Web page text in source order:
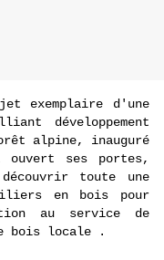
exemplaire d'une
développement
alpine, inauguré
ouvert ses portes,
toute une
en bois pour
au service de
bois locale .